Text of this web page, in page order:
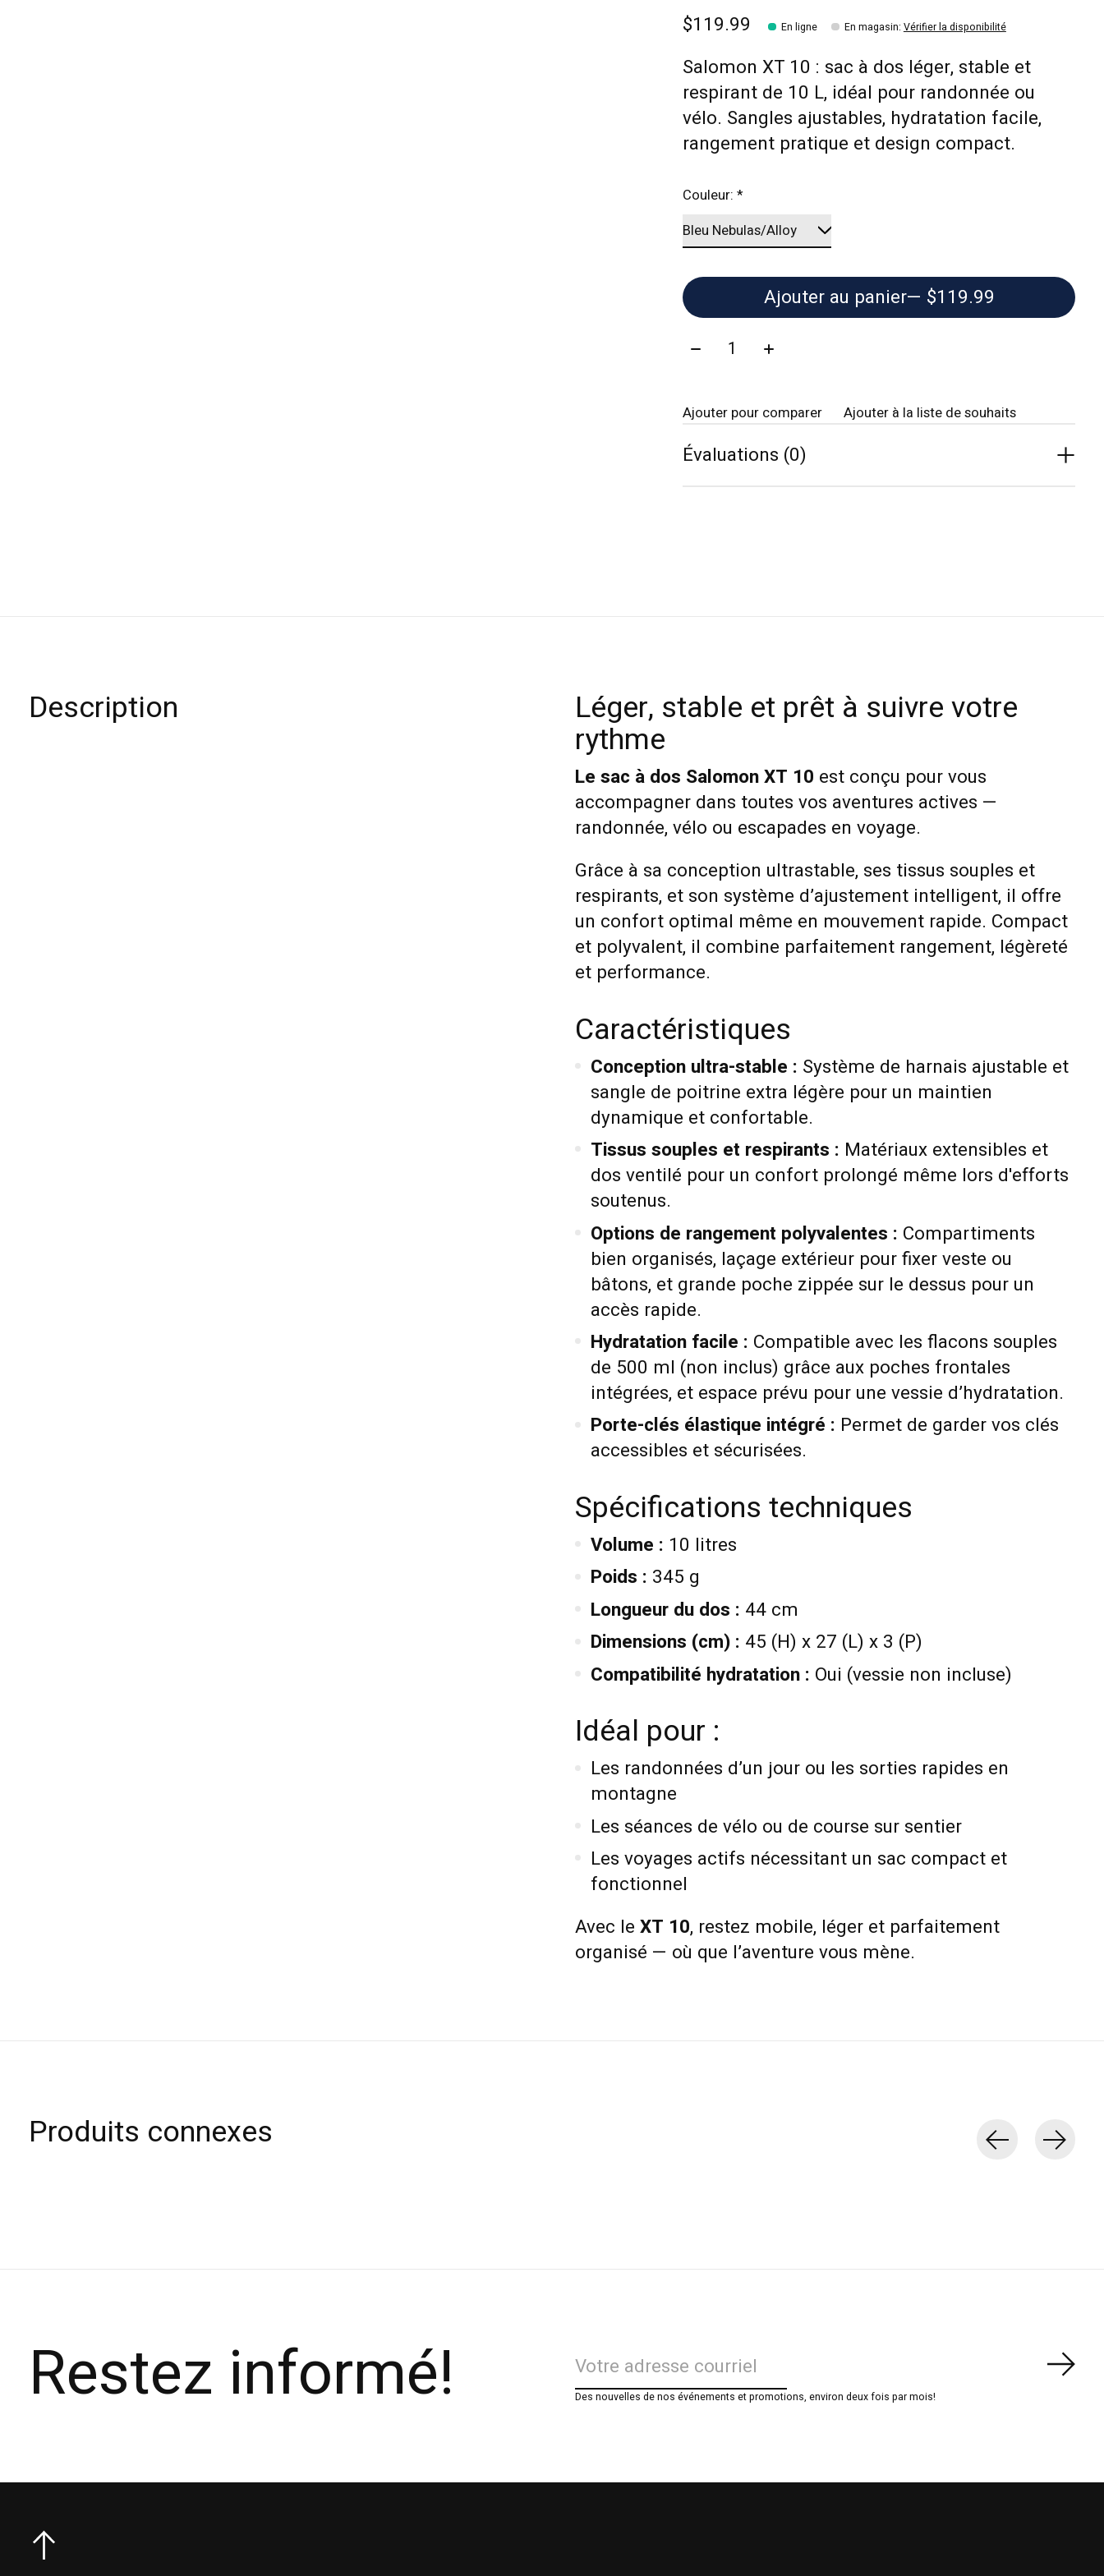
$119.99 En ligne En magasin: Vérifier la disponibilité
Salomon XT 10 : sac à dos léger, stable et
respirant de 10 L, idéal pour randonnée ou
vélo. Sangles ajustables, hydratation facile,
rangement pratique et design compact.
Couleur:*
Ajouter au panier
— $119.99
Quantité:
Ajouter pour comparer Ajouter à la liste de souhaits
Évaluations (0)
Description Léger, stable et prêt à suivre votre
rythme
Le sac à dos Salomon XT 10 est conçu pour vous
accompagner dans toutes vos aventures actives —
randonnée, vélo ou escapades en voyage.
Grâce à sa conception ultrastable, ses tissus souples et
respirants, et son système d’ajustement intelligent, il offre
un confort optimal même en mouvement rapide. Compact
et polyvalent, il combine parfaitement rangement, légèreté
et performance.
Caractéristiques
Conception ultra-stable : Système de harnais ajustable et
sangle de poitrine extra légère pour un maintien
dynamique et confortable.
Tissus souples et respirants : Matériaux extensibles et
dos ventilé pour un confort prolongé même lors d'efforts
soutenus.
Options de rangement polyvalentes : Compartiments
bien organisés, laçage extérieur pour fixer veste ou
bâtons, et grande poche zippée sur le dessus pour un
accès rapide.
Hydratation facile : Compatible avec les flacons souples
de 500 ml (non inclus) grâce aux poches frontales
intégrées, et espace prévu pour une vessie d’hydratation.
Porte-clés élastique intégré : Permet de garder vos clés
accessibles et sécurisées.
Spécifications techniques
Volume : 10 litres
Poids : 345 g
Longueur du dos : 44 cm
Dimensions (cm) : 45 (H) x 27 (L) x 3 (P)
Compatibilité hydratation : Oui (vessie non incluse)
Idéal pour :
Les randonnées d’un jour ou les sorties rapides en
montagne
Les séances de vélo ou de course sur sentier
Les voyages actifs nécessitant un sac compact et
fonctionnel
Avec le XT 10, restez mobile, léger et parfaitement
organisé — où que l’aventure vous mène.
Produits connexes
Restez informé! Des nouvelles de nos événements et promotions, environ deux fois par mois!